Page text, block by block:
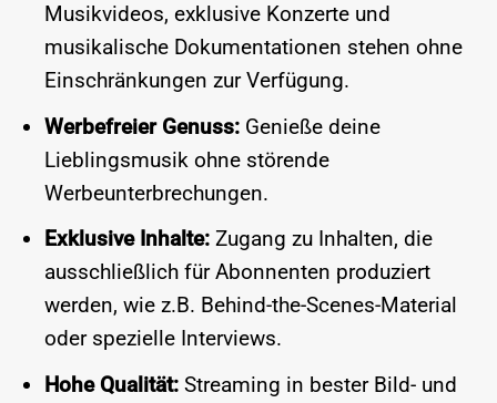
Musikvideos, exklusive Konzerte und
musikalische Dokumentationen stehen ohne
Einschränkungen zur Verfügung.
Werbefreier Genuss:Genieße deine
Lieblingsmusik ohne störende
Werbeunterbrechungen.
Exklusive Inhalte:Zugang zu Inhalten, die
ausschließlich für Abonnenten produziert
werden, wie z.B. Behind-the-Scenes-Material
oder spezielle Interviews.
Hohe Qualität:Streaming in bester Bild- und